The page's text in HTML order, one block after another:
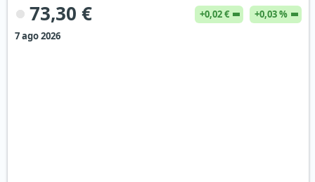
73,30 € +0,02 €
+0,03 %
7 ago 2026